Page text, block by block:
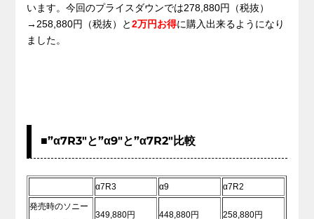
います。今回のプライスダウンでは278,880円（税抜）
→258,880円（税抜）と2万円お得に購入出来るようになり
ました。
■”α7R3″と”α9″と”α7R2″比較
α7R3 α9
α7R2
発売時のソニー
349,880円 448,880円 258,880円